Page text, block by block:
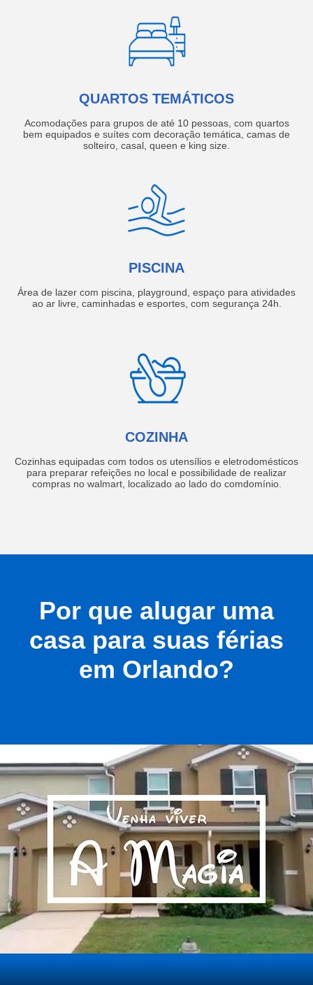
QUARTOS TEMÁTICOS
Acomodações para grupos de até 10 pessoas, com quartos
bem equipados e suítes com decoração temática, camas de
solteiro, casal, queen e king size.
PISCINA
Área de lazer com piscina, playground, espaço para atividades
ao ar livre, caminhadas e esportes, com segurança 24h.
COZINHA
Cozinhas equipadas com todos os utensílios e eletrodomésticos
para preparar refeições no local e possibilidade de realizar
compras no walmart, localizado ao lado do comdomínio.
Por que alugar uma
casa para suas férias
em Orlando?